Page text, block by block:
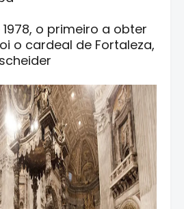
o primeiro a obter
o cardeal de Fortaleza,